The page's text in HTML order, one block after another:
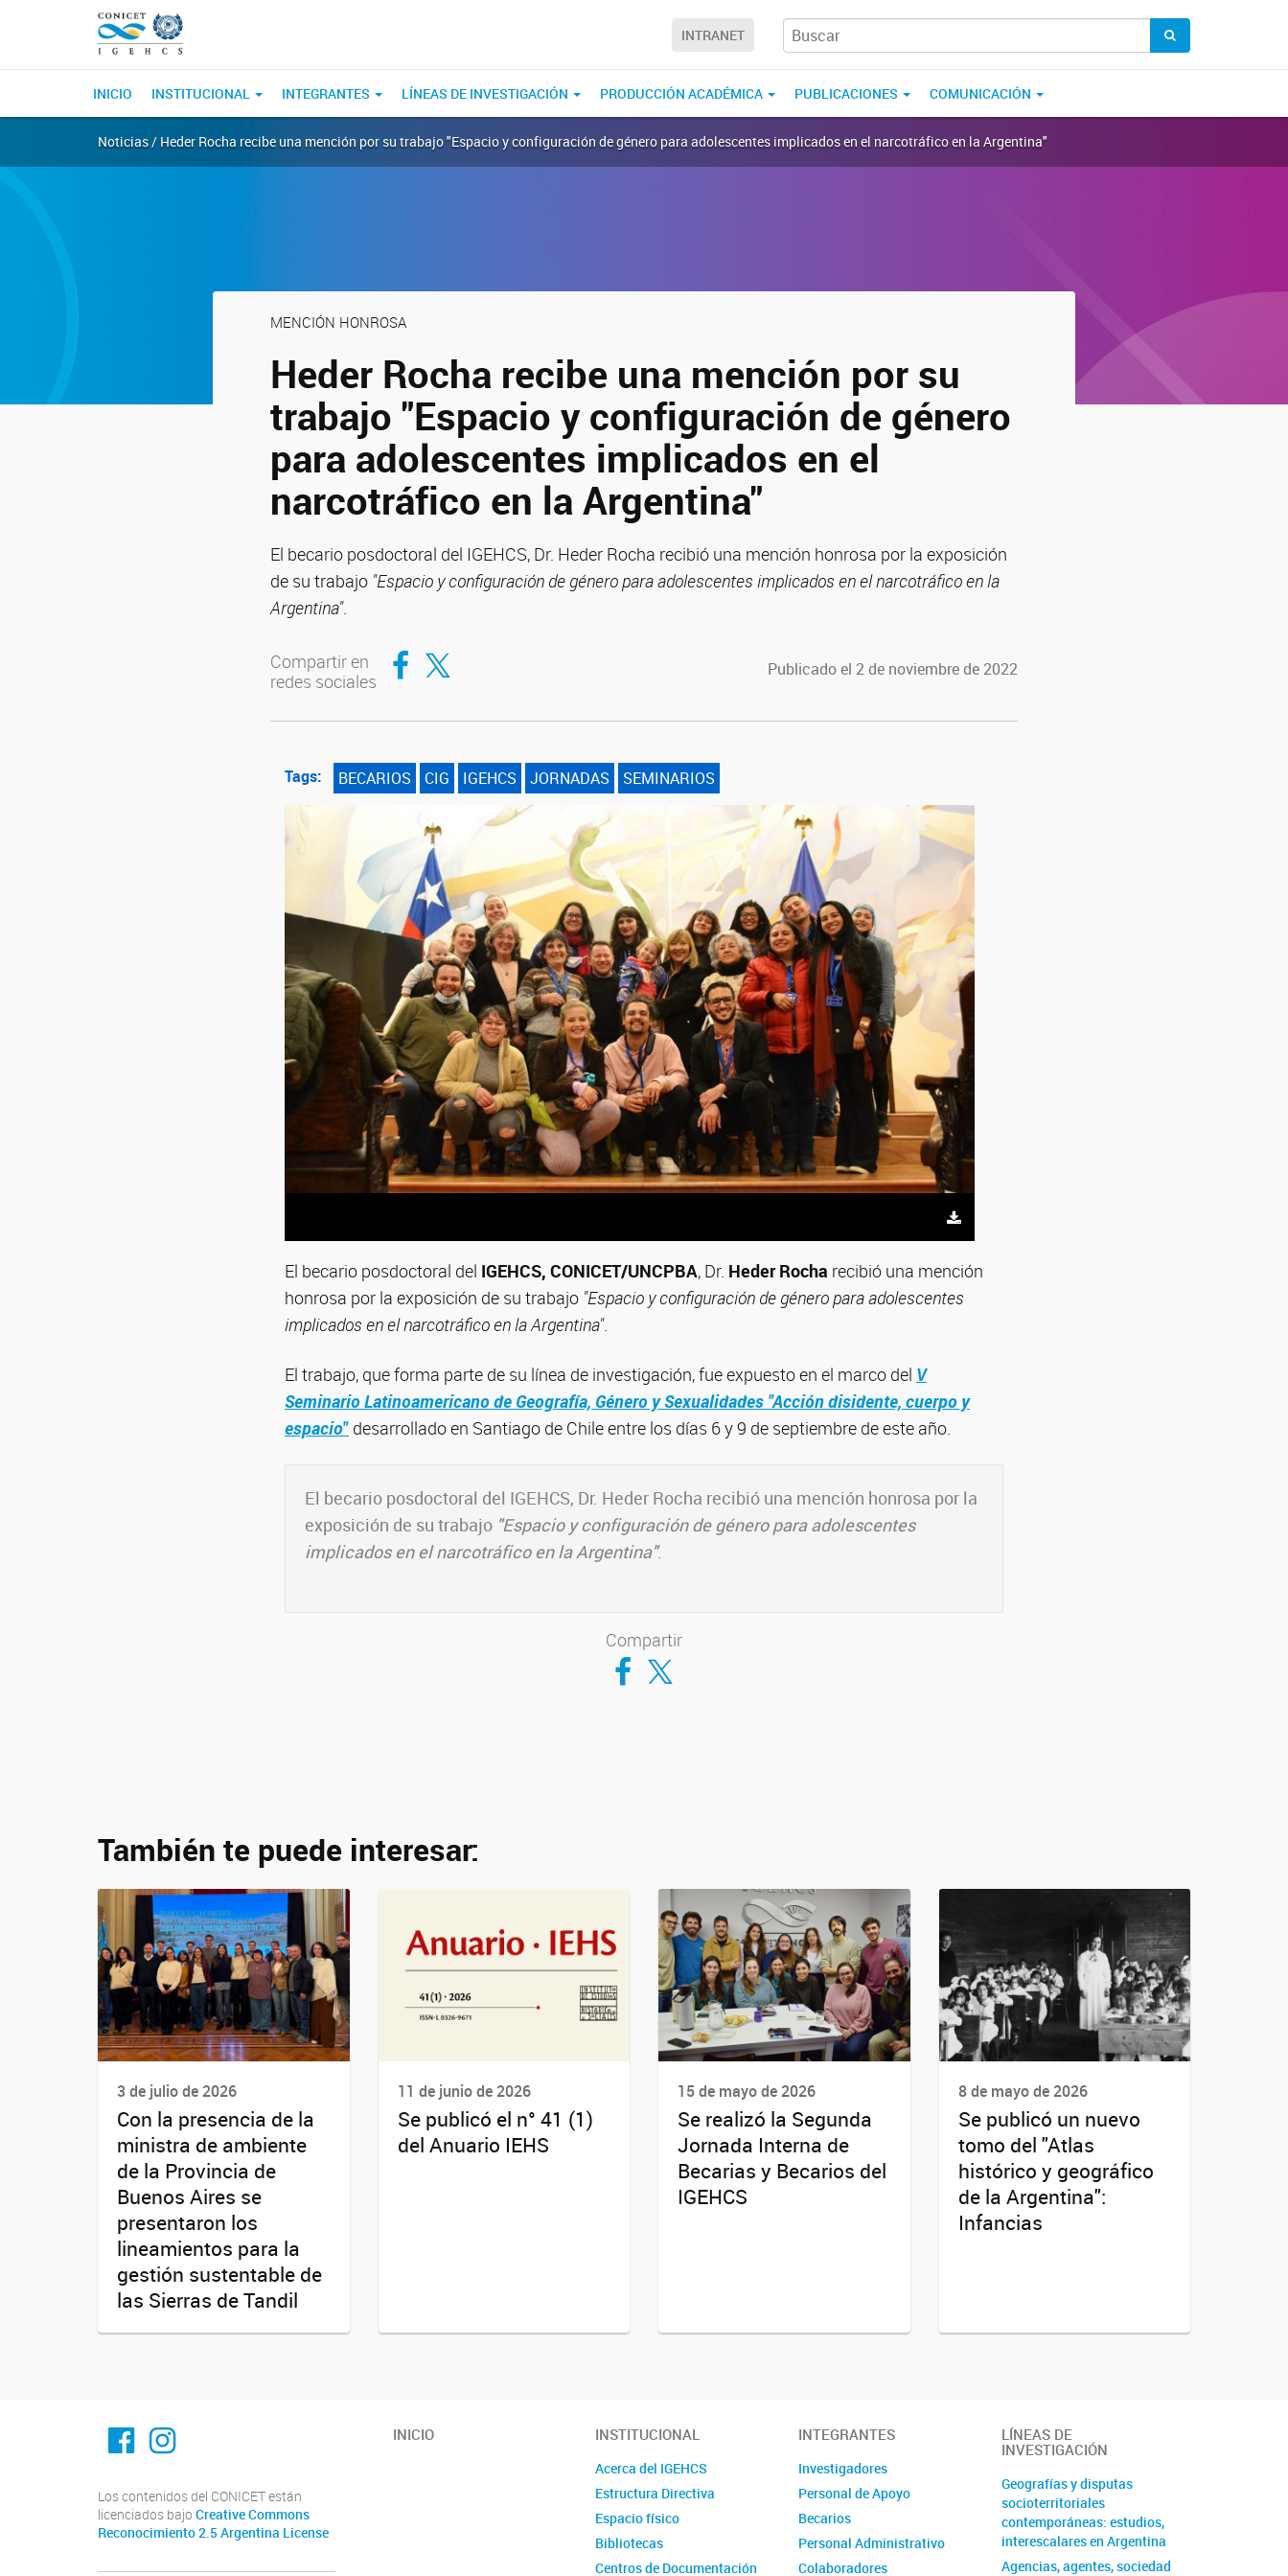
INTRANET
INICIO INSTITUCIONAL INTEGRANTES LÍNEAS DE INVESTIGACIÓN PRODUCCIÓN ACADÉMICA PUBLICACIONES COMUNICACIÓN
Noticias / Heder Rocha recibe una mención por su trabajo "Espacio y configuración de género para adolescentes implicados en el narcotráfico en la Argentina"
MENCIÓN HONROSA
Heder Rocha recibe una mención por su
trabajo "Espacio y configuración de género
para adolescentes implicados en el
narcotráfico en la Argentina"
El becario posdoctoral del IGEHCS, Dr. Heder Rocha recibió una mención honrosa por la exposición
de su trabajo "Espacio y configuración de género para adolescentes implicados en el narcotráfico en la
Argentina".
Compartir en
redes sociales
Compartir en Facebook
Compartir en Twitter Publicado el 2 de noviembre de 2022
Tags: BECARIOS CIG IGEHCS JORNADAS SEMINARIOS
El becario posdoctoral del IGEHCS, CONICET/UNCPBA, Dr. Heder Rocha recibió una mención
honrosa por la exposición de su trabajo "Espacio y configuración de género para adolescentes
implicados en el narcotráfico en la Argentina".
El trabajo, que forma parte de su línea de investigación, fue expuesto en el marco del V
Seminario Latinoamericano de Geografía, Género y Sexualidades "Acción disidente, cuerpo y
espacio" desarrollado en Santiago de Chile entre los días 6 y 9 de septiembre de este año.
El becario posdoctoral del IGEHCS, Dr. Heder Rocha recibió una mención honrosa por la
exposición de su trabajo "Espacio y configuración de género para adolescentes
implicados en el narcotráfico en la Argentina".
Compartir
Compartir en Facebook
Compartir en Twitter
También te puede interesar:
3 de julio de 2026
Con la presencia de la
ministra de ambiente
de la Provincia de
Buenos Aires se
presentaron los
lineamientos para la
gestión sustentable de
las Sierras de Tandil
11 de junio de 2026
Se publicó el n° 41 (1)
del Anuario IEHS
15 de mayo de 2026
Se realizó la Segunda
Jornada Interna de
Becarias y Becarios del
IGEHCS
8 de mayo de 2026
Se publicó un nuevo
tomo del "Atlas
histórico y geográfico
de la Argentina":
Infancias
Facebook
Instagram
Los contenidos del CONICET están
licenciados bajo Creative Commons
Reconocimiento 2.5 Argentina License
INICIO INSTITUCIONAL
Acerca del IGEHCS
Estructura Directiva
Espacio físico
Bibliotecas
Centros de Documentación
INTEGRANTES
Investigadores
Personal de Apoyo
Becarios
Personal Administrativo
Colaboradores
LÍNEAS DE
INVESTIGACIÓN
Geografías y disputas
socioterritoriales
contemporáneas: estudios,
interescalares en Argentina
Agencias, agentes, sociedad